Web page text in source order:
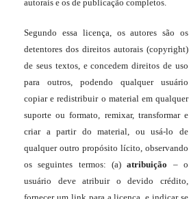
autorais e os de publicação completos.
Segundo essa licença, os autores são os
detentores dos direitos autorais (copyright)
de seus textos, e concedem direitos de uso
para outros, podendo qualquer usuário
copiar e redistribuir o material em qualquer
suporte ou formato, remixar, transformar e
criar a partir do material, ou usá-lo de
qualquer outro propósito lícito, observando
os seguintes termos: (a)atribuição – o
usuário deve atribuir o devido crédito,